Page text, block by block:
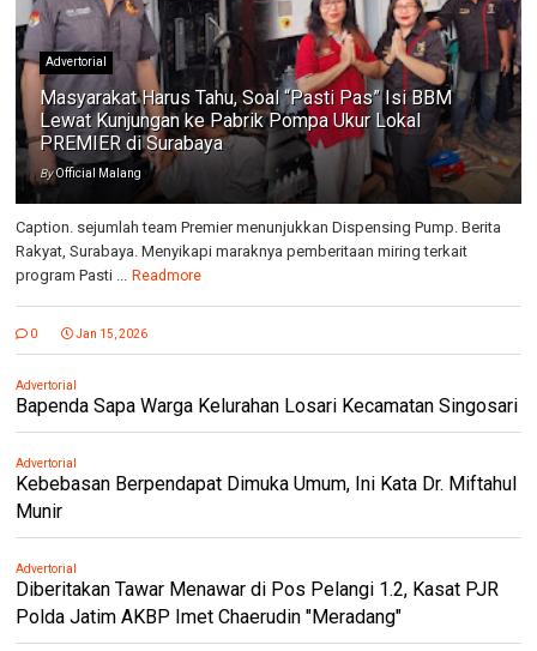
Advertorial
Masyarakat Harus Tahu, Soal “Pasti Pas” Isi BBM
Lewat Kunjungan ke Pabrik Pompa Ukur Lokal
PREMIER di Surabaya
ByOfficial Malang
Caption. sejumlah team Premier menunjukkan Dispensing Pump. Berita
Rakyat, Surabaya. Menyikapi maraknya pemberitaan miring terkait
program Pasti ...
Readmore
0 Jan 15, 2026
Advertorial
Bapenda Sapa Warga Kelurahan Losari Kecamatan Singosari
Advertorial
Kebebasan Berpendapat Dimuka Umum, Ini Kata Dr. Miftahul
Munir
Advertorial
Diberitakan Tawar Menawar di Pos Pelangi 1.2, Kasat PJR
Polda Jatim AKBP Imet Chaerudin "Meradang"